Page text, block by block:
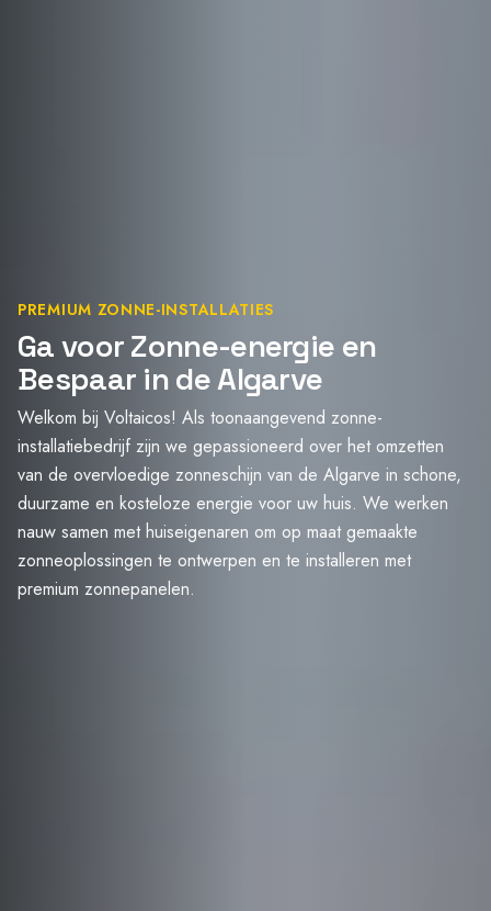
PREMIUM ZONNE-INSTALLATIES
Ga voor Zonne-energie en
Bespaar in de Algarve
Welkom bij Voltaicos! Als toonaangevend zonne-
installatiebedrijf zijn we gepassioneerd over het omzetten
van de overvloedige zonneschijn van de Algarve in schone,
duurzame en kosteloze energie voor uw huis. We werken
nauw samen met huiseigenaren om op maat gemaakte
zonneoplossingen te ontwerpen en te installeren met
premium zonnepanelen.